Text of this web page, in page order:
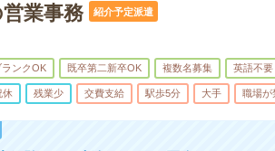
業事務
紹介予定派遣
ランクOK 既卒第二新卒OK 複数名募集 英語不要
休 残業少 交費支給 駅歩5分 大手 職場が